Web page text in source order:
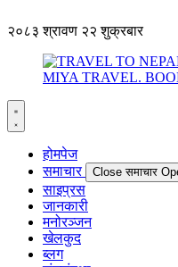
२०८३ श्रावण २२ शुक्रबार
होमपेज
समाचार
Close समाचार
साइप्रस
जानकारी
मनोरञ्जन
खेलकुद
ब्लग